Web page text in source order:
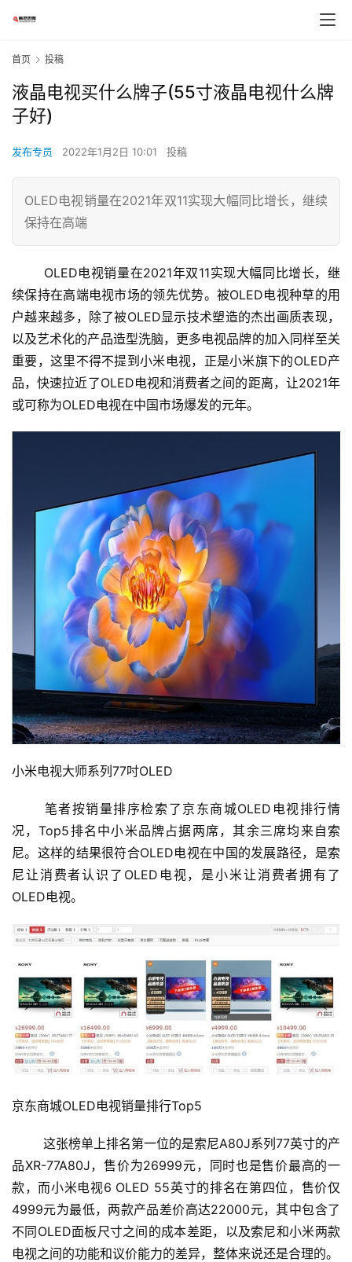
首页 投稿
液晶电视买什么牌子(55寸液晶电视什么牌
子好)
发布专员 2022年1月2日 10:01 投稿
OLED电视销量在2021年双11实现大幅同比增长，继续
保持在高端
OLED电视销量在2021年双11实现大幅同比增长，继
续保持在高端电视市场的领先优势。被OLED电视种草的用
户越来越多，除了被OLED显示技术塑造的杰出画质表现，
以及艺术化的产品造型洗脑，更多电视品牌的加入同样至关
重要，这里不得不提到小米电视，正是小米旗下的OLED产
品，快速拉近了OLED电视和消费者之间的距离，让2021年
或可称为OLED电视在中国市场爆发的元年。
小米电视大师系列77吋OLED
笔者按销量排序检索了京东商城OLED电视排行情
况，Top5排名中小米品牌占据两席，其余三席均来自索
尼。这样的结果很符合OLED电视在中国的发展路径，是索
尼让消费者认识了OLED电视，是小米让消费者拥有了
OLED电视。
京东商城OLED电视销量排行Top5
这张榜单上排名第一位的是索尼A80J系列77英寸的产
品XR-77A80J，售价为26999元，同时也是售价最高的一
款，而小米电视6 OLED 55英寸的排名在第四位，售价仅
4999元为最低，两款产品差价高达22000元，其中包含了
不同OLED面板尺寸之间的成本差距，以及索尼和小米两款
电视之间的功能和议价能力的差异，整体来说还是合理的。